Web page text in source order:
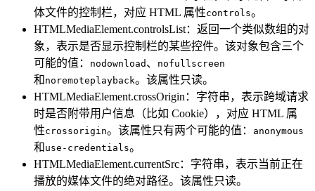
体文件的控制栏，对应 HTML 属性controls。
HTMLMediaElement.controlsList：返回一个类似数组的对
象，表示是否显示控制栏的某些控件。该对象包含三个
可能的值：
nodownload 、 nofullscreen
和 noremoteplayback。该属性只读。
HTMLMediaElement.crossOrigin：字符串，表示跨域请求
时是否附带用户信息（比如 Cookie），对应 HTML 属
性crossorigin。该属性只有两个可能的值： anonymous
和 use-credentials。
HTMLMediaElement.currentSrc：字符串，表示当前正在
播放的媒体文件的绝对路径。该属性只读。